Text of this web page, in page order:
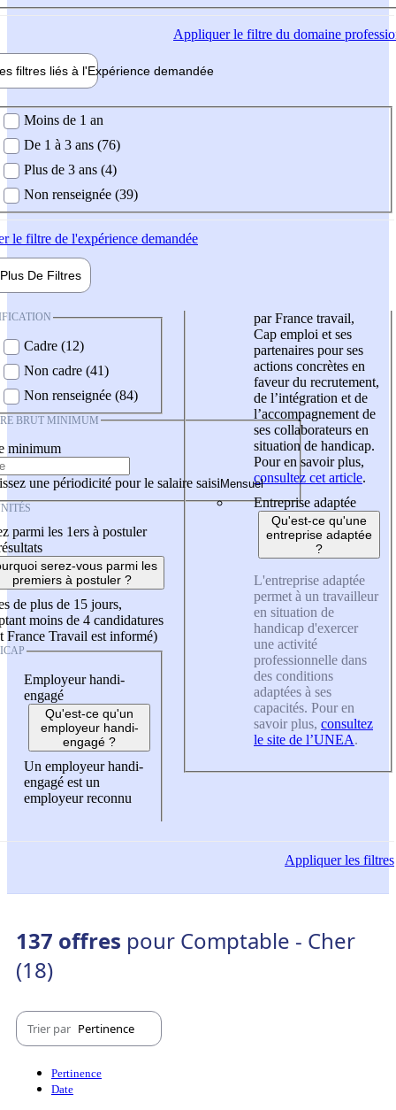
Appliquerle filtre du domaine
filtres liés à l'Expérience demandée
demandée
Moins de 1 an
De 1 à 3 ans (76)
Plus de 3 ans (4)
Non renseignée (39)
le filtre de l'expérience demandée
Plus De Filtres
Cadre (12)
Non cadre (41)
Non renseignée (84)
BRUT MINIMUM
minimum
une périodicité pour le salaire saisi
parmi les 1ers à postuler
serez-vous parmi les
premiers à postuler ?
de plus de 15 jours,
moins de 4 candidatures
France Travail est informé)
Employeur handi-
engagé
Qu'est-ce qu'un
employeur handi-
engagé ?
Un employeur handi-
engagé est un
employeur reconnu
par France travail,
Cap emploi et ses
partenaires pour ses
actions concrètes en
faveur du recrutement,
de l’intégration et de
l’accompagnement de
ses collaborateurs en
situation de handicap.
Pour en savoir plus,
consultez cet article.
Entreprise adaptée
Qu'est-ce qu'une
entreprise adaptée
?
L'entreprise adaptée
permet à un travailleur
en situation de
handicap d'exercer
une activité
professionnelle dans
des conditions
adaptées à ses
capacités. Pour en
savoir plus, consultez
le site de l’UNEA.
Appliquerles filtres
137 offres pour Comptable - Cher
(18)
Trier par Pertinence
Pertinence
Date